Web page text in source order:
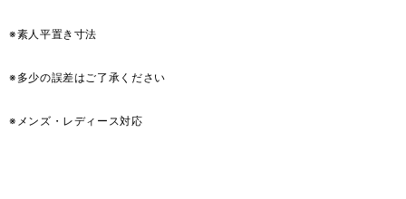
※素人平置き寸法
※多少の誤差はご了承ください
※メンズ・レディース対応